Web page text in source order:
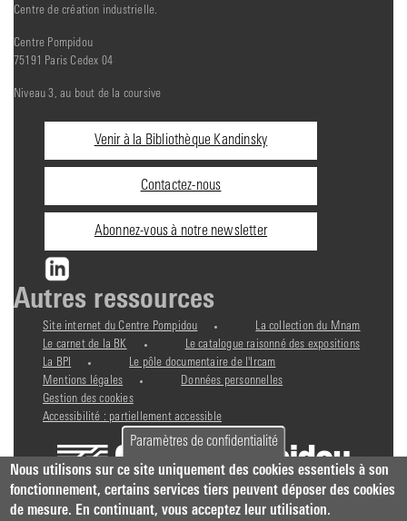
Centre de création industrielle.
Centre Pompidou
75191 Paris Cedex 04
Niveau 3, au bout de la coursive
Informations
pratiques
Venir à la Bibliothèque Kandinsky
Contactez-nous
Abonnez-vous à notre newsletter
Autres ressources
Site internet du Centre Pompidou
La collection du Mnam
Le carnet de la BK
Le catalogue raisonné des expositions
La BPI
Le pôle documentaire de l'Ircam
Mentions légales
Données personnelles
Gestion des cookies
Accessibilité : partiellement accessible
Paramètres de confidentialité
Nous utilisons sur ce site uniquement des cookies essentiels à son
fonctionnement, certains services tiers peuvent déposer des cookies
de mesure. En continuant, vous acceptez leur utilisation.